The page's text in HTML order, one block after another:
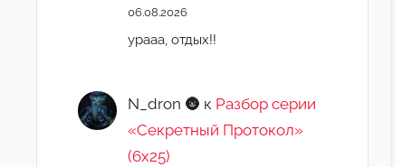
06.08.2026
урааа, отдых!!
N_dron 🌚 к Разбор серии
«Секретный Протокол»
(6х25)